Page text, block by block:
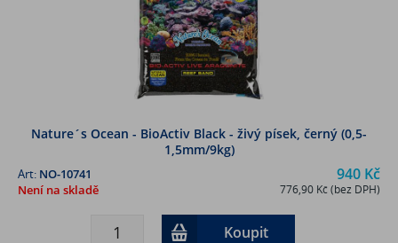
Nature´s Ocean - BioActiv Black - živý písek, černý (0,5-
1,5mm/9kg)
940 Kč
776,90 Kč (bez DPH)
Art: NO-10741
Není na skladě
Koupit